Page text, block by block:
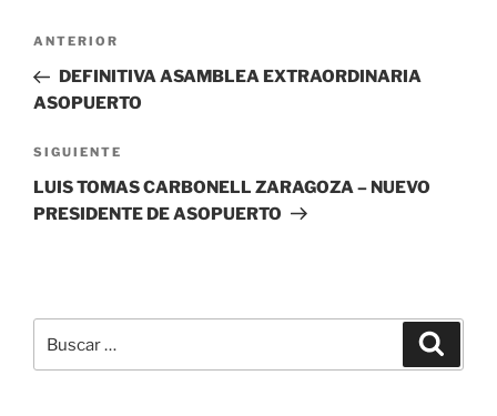
Navegación
entradas
Entrada
anterior:
ANTERIOR
DEFINITIVA ASAMBLEA EXTRAORDINARIA
ASOPUERTO
Siguiente
entrada
SIGUIENTE
LUIS TOMAS CARBONELL ZARAGOZA – NUEVO
PRESIDENTE DE ASOPUERTO
por: